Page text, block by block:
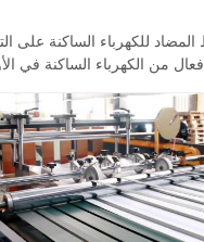
للكهرباء الساكنة على التخلص
الكهرباء الساكنة في الأوراق.